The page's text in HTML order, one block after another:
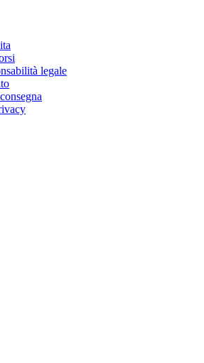
legale